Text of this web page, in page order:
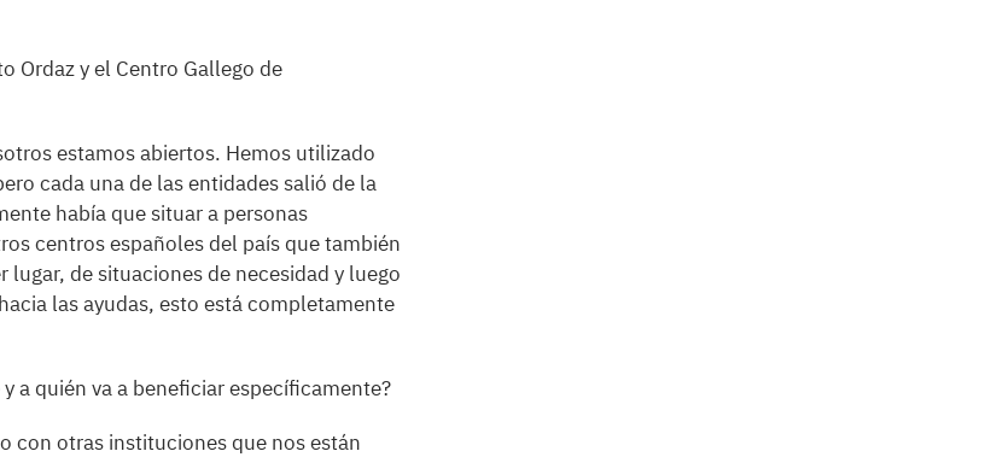
Ordaz y el Centro Gallego de
estamos abiertos. Hemos utilizado
cada una de las entidades salió de la
había que situar a personas
centros españoles del país que también
de situaciones de necesidad y luego
las ayudas, esto está completamente
a quién va a beneficiar específicamente?
con otras instituciones que nos están